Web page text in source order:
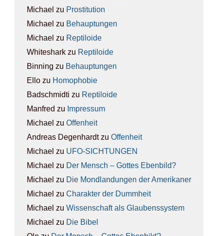
Michael zu Pro­sti­tu­ti­on
Michael zu Behaup­tun­gen
Michael zu Rep­ti­lo­ide
Whiteshark zu Rep­ti­lo­ide
Binning zu Behaup­tun­gen
Ello zu Homo­pho­bie
Badschmidti zu Rep­ti­lo­ide
Manfred zu Impres­sum
Michael zu Offen­heit
Andreas Degenhardtzu Offen­heit
Michael zu UFO-SICH­TUN­GEN
Michael zu Der Mensch – Got­tes Eben­bild?
Michael zu Die Mond­lan­dun­gen der Ame­ri­ka­ner
Michael zu Cha­rak­ter der Dumm­heit
Michael zu Wis­sen­schaft als Glau­bens­sys­tem
Michael zu Die Bibel